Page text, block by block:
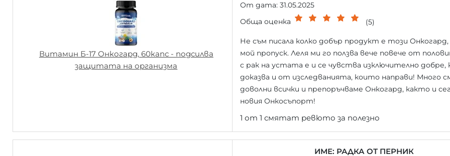
Витамин Б-17 Онкогард, 60капс - подсилва
защитата на организма
От дата: 31.05.2025
Обща оценка
(5)
Не съм писала колко добър продукт е този
мой пропуск. Леля ми го ползва вече повече от
с рак на устата е и се чувства изключително добре,
доказва и от изследванията, които направи! Много
доволни всички и препоръчваме Онкогард, както и
новия Онкосъпорт!
1 от 1 смятат ревюто за полезно
ИМЕ: РАДКА ОТ ПЕРНИК